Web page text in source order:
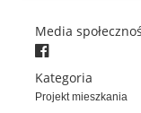
Media
Kategoria
Projekt mieszkania